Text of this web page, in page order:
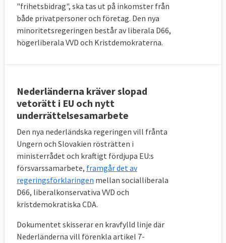
"frihetsbidrag", ska tas ut på inkomster från
både privatpersoner och företag. Den nya
minoritetsregeringen består av liberala D66,
högerliberala VVD och Kristdemokraterna.
Nederländerna kräver slopad
vetorätt i EU och nytt
underrättelsesamarbete
Den nya nederländska regeringen vill frånta
Ungern och Slovakien rösträtten i
ministerrådet och kraftigt fördjupa EU:s
försvarssamarbete, framgår det av
regeringsförklaringen mellan socialliberala
D66, liberalkonservativa VVD och
kristdemokratiska CDA.
Dokumentet skisserar en kravfylld linje där
Nederländerna vill förenkla artikel 7-